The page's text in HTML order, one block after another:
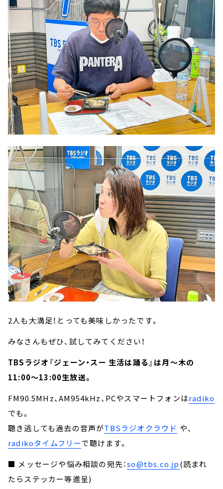
2人も大満足！とっても美味しかったです。
みなさんもぜひ、試してみてください！
TBSラジオ『ジェーン・スー 生活は踊る』は月～木の
11:00～13:00生放送。
FM90.5MHz、AM954kHz、PCやスマートフォンはradiko
でも。
聴き逃しても過去の音声がTBSラジオクラウド や、
radikoタイムフリーで聴けます。
■ メッセージや悩み相談の宛先：so@tbs.co.jp(読まれ
たらステッカー等進呈)